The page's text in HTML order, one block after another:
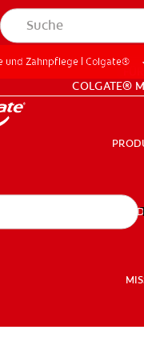
COLGATE®
und Zahnpflege | Colgate®